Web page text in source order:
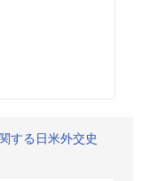
する日米外交史